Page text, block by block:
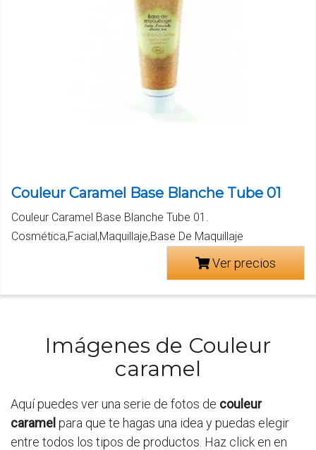
Couleur Caramel Base Blanche Tube 01
Couleur Caramel Base Blanche Tube 01.
Cosmética,Facial,Maquillaje,Base De Maquillaje
Ver precios
Imágenes de Couleur
caramel
Aquí puedes ver una serie de fotos de couleur
caramel para que te hagas una idea y puedas elegir
entre todos los tipos de productos. Haz click en en